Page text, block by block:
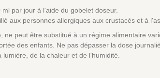
par jour à l'aide du gobelet doseur.
aux personnes allergiques aux crustacés et à
ne peut être substitué à un régime alimentaire
des enfants. Ne pas dépasser la dose
de la chaleur et de l'humidité.